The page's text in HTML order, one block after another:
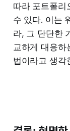
따라 포트폴리
수 있다. 이는
라, 그 단단한
교하게 대응하
법이라고 생각